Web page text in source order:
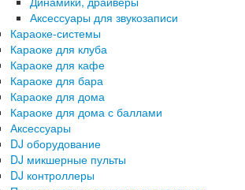
Аксессуары для звукозаписи
Караоке-системы
Караоке для клуба
Караоке для кафе
Караоке для бара
Караоке для дома
Караоке для дома с баллами
Аксессуары
DJ оборудование
DJ микшерные пульты
DJ контроллеры